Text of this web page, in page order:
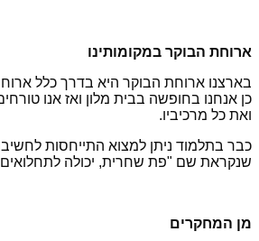
ארוחת הבוקר במקומותינו
בארצנו ארוחת הבוקר היא בדרך כלל
כן אנחנו בחופשה בבית מלון ואז אנו
ואת כל מרכיביו.
כבר בתלמוד ניתן למצוא התייחסות
שנקראת שם "פת שחרית, יכולה לתחלואים
מן המחקרים